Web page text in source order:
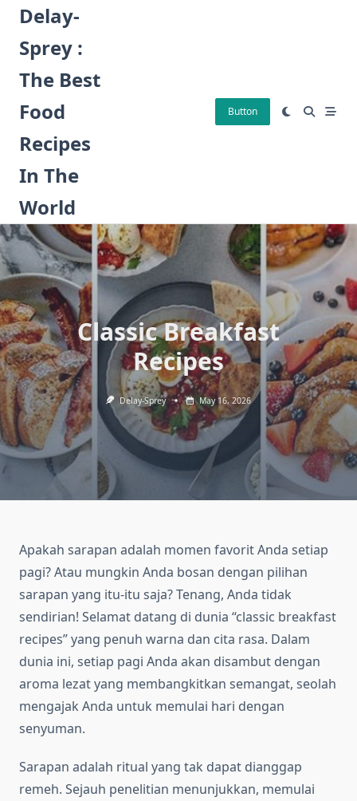
Skip
content
Delay-
Sprey :
The Best
Food
Recipes
In The
World
Button
Classic Breakfast
Recipes
Delay-Sprey May 16, 2026
Apakah sarapan adalah momen favorit Anda setiap
pagi? Atau mungkin Anda bosan dengan pilihan
sarapan yang itu-itu saja? Tenang, Anda tidak
sendirian! Selamat datang di dunia “classic breakfast
recipes” yang penuh warna dan cita rasa. Dalam
dunia ini, setiap pagi Anda akan disambut dengan
aroma lezat yang membangkitkan semangat, seolah
mengajak Anda untuk memulai hari dengan
senyuman.
Sarapan adalah ritual yang tak dapat dianggap
remeh. Sejauh penelitian menunjukkan, memulai